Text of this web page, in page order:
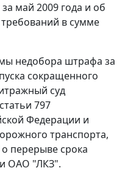
май 2009 года и об
в сумме
недобора штрафа за
сокращенного
суд
797
Федерации и
транспорта,
перерыве срока
ОАО "ЛКЗ".